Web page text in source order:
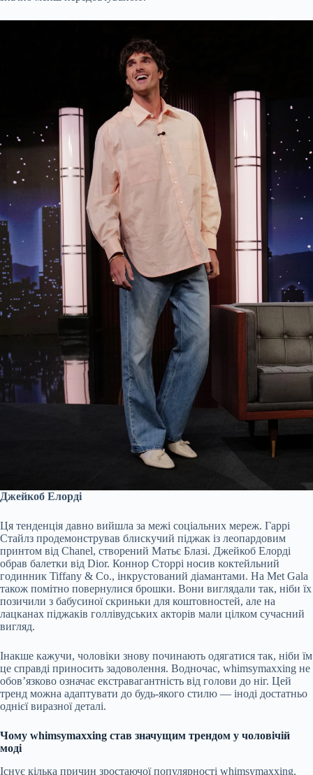
Джейкоб Елорді
Ця тенденція давно вийшла за межі соціальних мереж. Гаррі
Стайлз продемонстрував блискучий піджак із леопардовим
принтом від Chanel, створений Матьє Блазі. Джейкоб Елорді
обрав балетки від Dior. Коннор Сторрі носив коктейльний
годинник Tiffany & Co., інкрустований діамантами. На Met Gala
також помітно повернулися брошки. Вони виглядали так, ніби їх
позичили з бабусиної скриньки для коштовностей, але на
лацканах піджаків голлівудських акторів мали цілком сучасний
вигляд.
Інакше кажучи, чоловіки знову починають одягатися так, ніби їм
це справді приносить задоволення. Водночас, whimsymaxxing не
обов’язково означає екстравагантність від голови до ніг. Цей
тренд можна адаптувати до будь-якого стилю — іноді достатньо
однієї виразної деталі.
Чому whimsymaxxing став значущим трендом у чоловічій
моді
Існує кілька причин зростаючої популярності whimsymaxxing.